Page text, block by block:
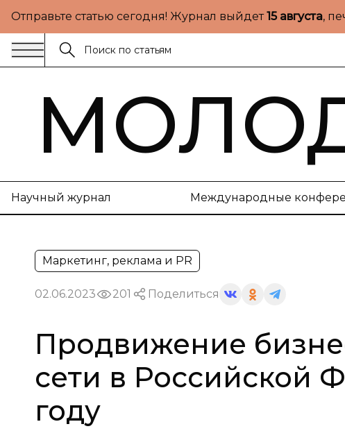
Отправьте статью сегодня! Журнал выйдет15 августа,
Научный журнал Международные
Маркетинг, реклама и PR
02.06.2023 201 Поделиться
Продвижение
сети в Российской
году